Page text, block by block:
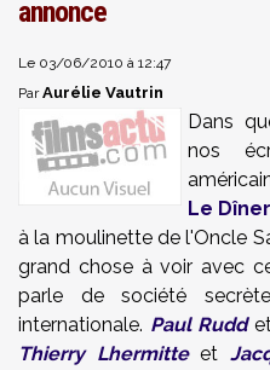
annonce
Le 03/06/2010 à 12:47
ParAurélie Vautrin
Dans
nos
Le
à la moulinette de l'Oncle
grand chose à voir avec
parle de société
internationale. Paul Rudd
Thierry Lhermitteet